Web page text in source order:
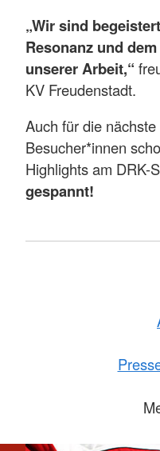
„Wir sind
Resonanz und
unserer Arbeit,“
KV Freudenstadt.
Auch für die
Besucher*innen
Highlights am DRK-
gespannt!